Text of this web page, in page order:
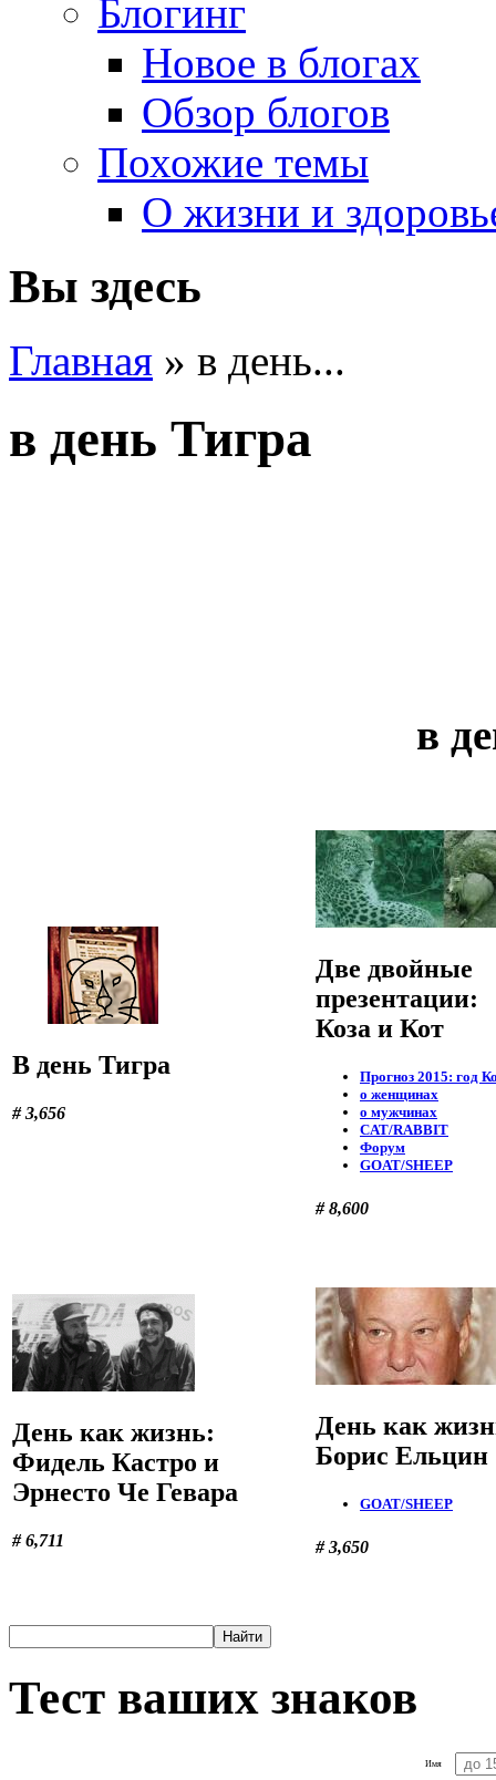
Блогинг
Новое в блогах
Обзор блогов
Похожие темы
О жизни и
Вы здесь
Главная » в день...
в день Тигра
в
В день Тигра
# 3,656
Две двойные
презентации:
Коза и Кот
Прогноз 2015: год
о женщинах
о мужчинах
CAT/RABBIT
Форум
GOAT/SHEEP
# 8,600
День как жизнь:
Фидель Кастро и
Эрнесто Че Гевара
# 6,711
День как
Борис Ельцин
GOAT/SHEEP
# 3,650
Тест ваших знаков
Имя